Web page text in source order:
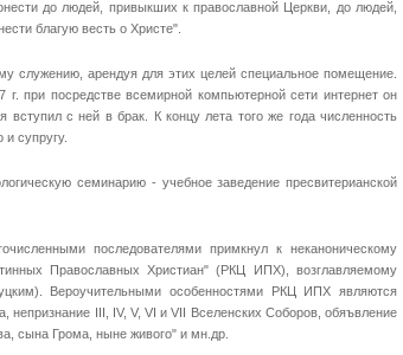
до людей, привыкших к православной Церкви, до людей,
благую весть о Христе".
служению, арендуя для этих целей специальное помещение.
при посредстве всемирной компьютерной сети интернет он
с ней в брак. К концу лета того же года численность
супругу.
семинарию - учебное заведение пресвитерианской
последователями примкнул к неканоническому
Православных Христиан" (РКЦ ИПХ), возглавляемому
Вероучительными особенностями РКЦ ИПХ являются
непризнание III, IV, V, VI и VII Вселенских Соборов, обяъвление
сына Грома, ныне живого" и мн.др.